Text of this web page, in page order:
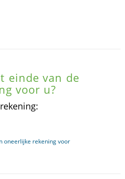
einde van de
voor u?
oneerlijke rekening voor